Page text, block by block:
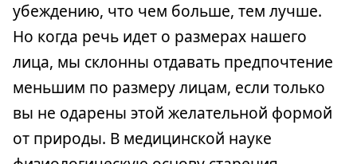
убеждению, что чем больше, тем лучше.
Но когда речь идет о размерах нашего
лица, мы склонны отдавать предпочтение
меньшим по размеру лицам, если только
вы не одарены этой желательной формой
от природы. В медицинской науке